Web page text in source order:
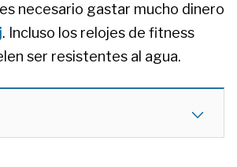
necesario gastar mucho dinero
. Incluso los relojes de fitness
ser resistentes al agua.